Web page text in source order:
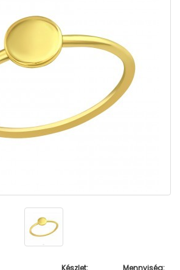
Készlet:
Mennyiség: